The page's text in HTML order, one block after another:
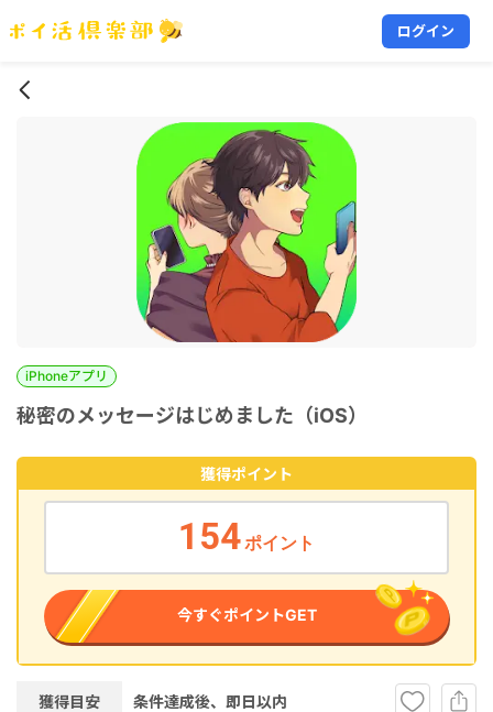
ログイン
iPhoneアプリ
秘密のメッセージはじめました（iOS）
獲得ポイント
154ポイント
今すぐポイントGET
獲得目安 条件達成後、即日以内